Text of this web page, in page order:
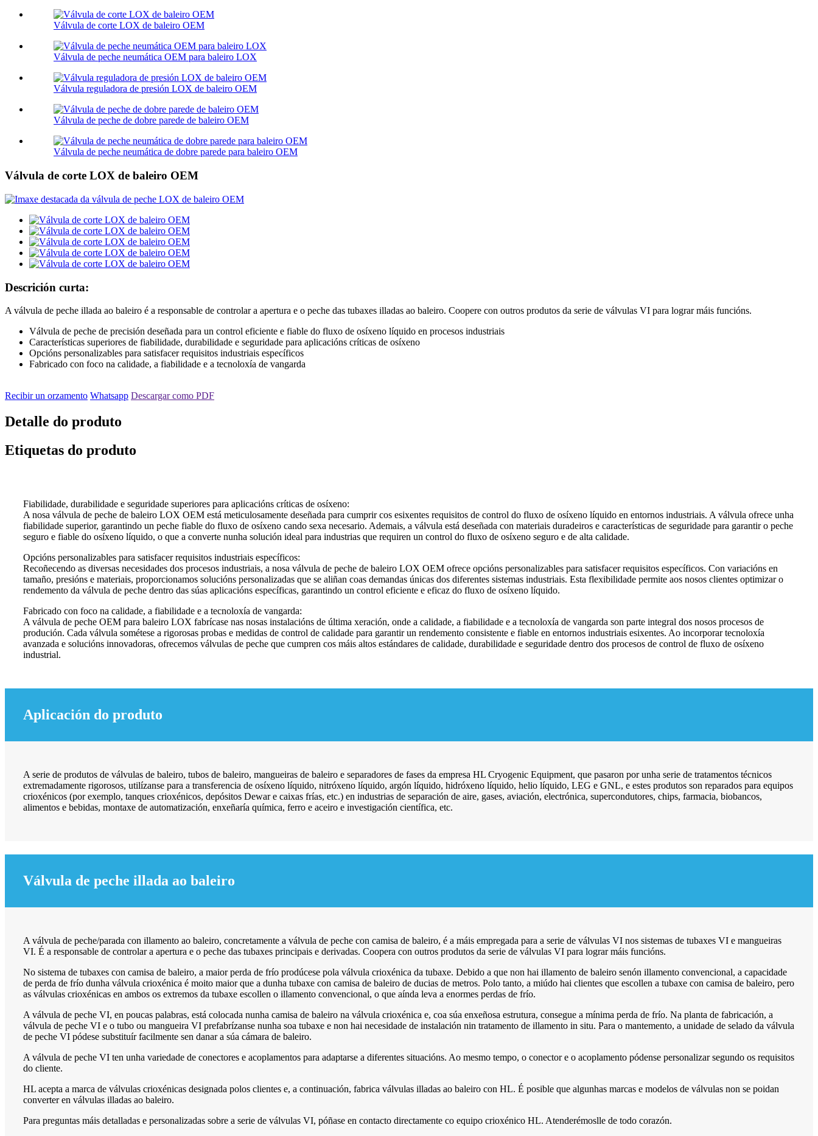
Válvula de corte LOX de baleiro OEM
Válvula de peche neumática OEM para baleiro LOX
Válvula reguladora de presión LOX de baleiro OEM
Válvula de peche de dobre parede de baleiro OEM
Válvula de peche neumática de dobre parede para baleiro OEM
Válvula de corte LOX de baleiro OEM
Descrición curta:
A válvula de peche illada ao baleiro é a responsable de controlar a apertura e o peche das tubaxes illadas ao baleiro. Coopere con outros produtos da serie de válvulas VI para lograr máis funcións.
Válvula de peche de precisión deseñada para un control eficiente e fiable do fluxo de osíxeno líquido en procesos industriais
Características superiores de fiabilidade, durabilidade e seguridade para aplicacións críticas de osíxeno
Opcións personalizables para satisfacer requisitos industriais específicos
Fabricado con foco na calidade, a fiabilidade e a tecnoloxía de vangarda
Recibir un orzamento Whatsapp Descargar como PDF
Detalle do produto
Etiquetas do produto
Fiabilidade, durabilidade e seguridade superiores para aplicacións críticas de osíxeno:
A nosa válvula de peche de baleiro LOX OEM está meticulosamente deseñada para cumprir cos esixentes requisitos de control do fluxo de osíxeno líquido en entornos industriais. A válvula ofrece unha
fiabilidade superior, garantindo un peche fiable do fluxo de osíxeno cando sexa necesario. Ademais, a válvula está deseñada con materiais duradeiros e características de seguridade para garantir o peche
seguro e fiable do osíxeno líquido, o que a converte nunha solución ideal para industrias que requiren un control do fluxo de osíxeno seguro e de alta calidade.
Opcións personalizables para satisfacer requisitos industriais específicos:
Recoñecendo as diversas necesidades dos procesos industriais, a nosa válvula de peche de baleiro LOX OEM ofrece opcións personalizables para satisfacer requisitos específicos. Con variacións en
tamaño, presións e materiais, proporcionamos solucións personalizadas que se aliñan coas demandas únicas dos diferentes sistemas industriais. Esta flexibilidade permite aos nosos clientes optimizar o
rendemento da válvula de peche dentro das súas aplicacións específicas, garantindo un control eficiente e eficaz do fluxo de osíxeno líquido.
Fabricado con foco na calidade, a fiabilidade e a tecnoloxía de vangarda:
A válvula de peche OEM para baleiro LOX fabrícase nas nosas instalacións de última xeración, onde a calidade, a fiabilidade e a tecnoloxía de vangarda son parte integral dos nosos procesos de
produción. Cada válvula sométese a rigorosas probas e medidas de control de calidade para garantir un rendemento consistente e fiable en entornos industriais esixentes. Ao incorporar tecnoloxía
avanzada e solucións innovadoras, ofrecemos válvulas de peche que cumpren cos máis altos estándares de calidade, durabilidade e seguridade dentro dos procesos de control de fluxo de osíxeno
industrial.
Aplicación do produto
A serie de produtos de válvulas de baleiro, tubos de baleiro, mangueiras de baleiro e separadores de fases da empresa HL Cryogenic Equipment, que pasaron por unha serie de tratamentos técnicos
extremadamente rigorosos, utilízanse para a transferencia de osíxeno líquido, nitróxeno líquido, argón líquido, hidróxeno líquido, helio líquido, LEG e GNL, e estes produtos son reparados para equipos
crioxénicos (por exemplo, tanques crioxénicos, depósitos Dewar e caixas frías, etc.) en industrias de separación de aire, gases, aviación, electrónica, supercondutores, chips, farmacia, biobancos,
alimentos e bebidas, montaxe de automatización, enxeñaría química, ferro e aceiro e investigación científica, etc.
Válvula de peche illada ao baleiro
A válvula de peche/parada con illamento ao baleiro, concretamente a válvula de peche con camisa de baleiro, é a máis empregada para a serie de válvulas VI nos sistemas de tubaxes VI e mangueiras
VI. É a responsable de controlar a apertura e o peche das tubaxes principais e derivadas. Coopera con outros produtos da serie de válvulas VI para lograr máis funcións.
No sistema de tubaxes con camisa de baleiro, a maior perda de frío prodúcese pola válvula crioxénica da tubaxe. Debido a que non hai illamento de baleiro senón illamento convencional, a capacidade
de perda de frío dunha válvula crioxénica é moito maior que a dunha tubaxe con camisa de baleiro de ducias de metros. Polo tanto, a miúdo hai clientes que escollen a tubaxe con camisa de baleiro, pero
as válvulas crioxénicas en ambos os extremos da tubaxe escollen o illamento convencional, o que aínda leva a enormes perdas de frío.
A válvula de peche VI, en poucas palabras, está colocada nunha camisa de baleiro na válvula crioxénica e, coa súa enxeñosa estrutura, consegue a mínima perda de frío. Na planta de fabricación, a
válvula de peche VI e o tubo ou mangueira VI prefabrízanse nunha soa tubaxe e non hai necesidade de instalación nin tratamento de illamento in situ. Para o mantemento, a unidade de selado da válvula
de peche VI pódese substituír facilmente sen danar a súa cámara de baleiro.
A válvula de peche VI ten unha variedade de conectores e acoplamentos para adaptarse a diferentes situacións. Ao mesmo tempo, o conector e o acoplamento pódense personalizar segundo os requisitos
do cliente.
HL acepta a marca de válvulas crioxénicas designada polos clientes e, a continuación, fabrica válvulas illadas ao baleiro con HL. É posible que algunhas marcas e modelos de válvulas non se poidan
converter en válvulas illadas ao baleiro.
Para preguntas máis detalladas e personalizadas sobre a serie de válvulas VI, póñase en contacto directamente co equipo crioxénico HL. Atenderémoslle de todo corazón.